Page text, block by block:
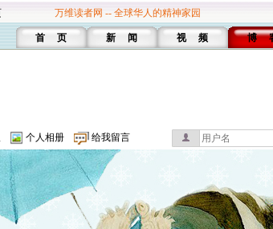
万维读者网 -- 全球华人的精神家园
首 页 新 闻 视 频 博
个人相册 给我留言